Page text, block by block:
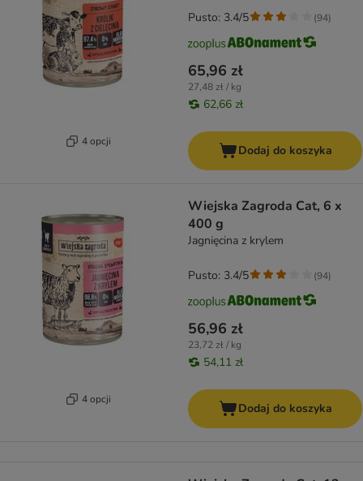
4 opcji
65,96 zł
27,48 zł / kg
62,66 zł
Pusto: 3.4/5 (94)
Dodaj do koszyka
4 opcji
Wiejska Zagroda Cat, 6 x
400 g
Jagnięcina z krylem
56,96 zł
23,72 zł / kg
54,11 zł
Pusto: 3.4/5 (94)
Dodaj do koszyka